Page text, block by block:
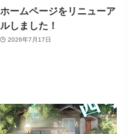
ホームページをリニューア
ルしました！
2026年7月17日